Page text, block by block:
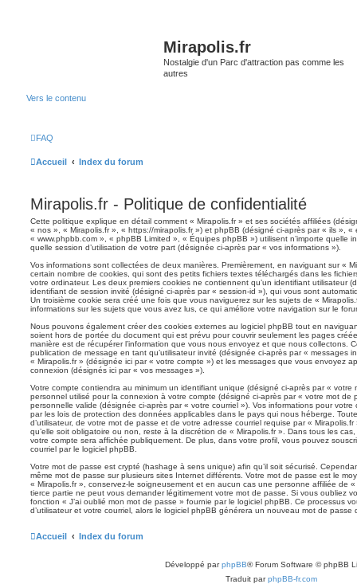
Mirapolis.fr
Nostalgie d'un Parc d'attraction pas comme les
autres
Vers le contenu
FAQ
Accueil Index du forum
Mirapolis.fr - Politique de confidentialité
Cette politique explique en détail comment « Mirapolis.fr » et ses sociétés affiliées
« nos », « Mirapolis.fr », « https://mirapolis.fr ») et phpBB (désigné ci-après par « ils »,
« www.phpbb.com », « phpBB Limited », « Équipes phpBB ») utilisent n’importe quelle
quelle session d’utilisation de votre part (désignée ci-après par « vos informations »).
Vos informations sont collectées de deux manières. Premièrement, en naviguant sur «
certain nombre de cookies, qui sont des petits fichiers textes téléchargés dans les
votre ordinateur. Les deux premiers cookies ne contiennent qu’un identifiant utilisateur
identifiant de session invité (désigné ci-après par « session-id »), qui vous sont
Un troisième cookie sera créé une fois que vous naviguerez sur les sujets de «
informations sur les sujets que vous avez lus, ce qui améliore votre navigation sur le
Nous pouvons également créer des cookies externes au logiciel phpBB tout en
soient hors de portée du document qui est prévu pour couvrir seulement les pages
manière est de récupérer l’information que vous nous envoyez et que nous collectons.
publication de message en tant qu’utilisateur invité (désignée ci-après par « messages
« Mirapolis.fr » (désignée ici par « votre compte ») et les messages que vous envoyez
connexion (désignés ici par « vos messages »).
Votre compte contiendra au minimum un identifiant unique (désigné ci-après par « votre
personnel utilisé pour la connexion à votre compte (désigné ci-après par « votre mot de
personnelle valide (désignée ci-après par « votre courriel »). Vos informations pour
par les lois de protection des données applicables dans le pays qui nous héberge.
d’utilisateur, de votre mot de passe et de votre adresse courriel requise par «
qu’elle soit obligatoire ou non, reste à la discrétion de « Mirapolis.fr ». Dans tous les
votre compte sera affichée publiquement. De plus, dans votre profil, vous pouvez
courriel par le logiciel phpBB.
Votre mot de passe est crypté (hashage à sens unique) afin qu’il soit sécurisé.
même mot de passe sur plusieurs sites Internet différents. Votre mot de passe est le
« Mirapolis.fr », conservez-le soigneusement et en aucun cas une personne affiliée de
tierce partie ne peut vous demander légitimement votre mot de passe. Si vous oubliez
fonction « J’ai oublié mon mot de passe » fournie par le logiciel phpBB. Ce processus
d’utilisateur et votre courriel, alors le logiciel phpBB générera un nouveau mot de
Accueil Index du forum
Développé parphpBB® Forum Software © phpBB
Traduit parphpBB-fr.com